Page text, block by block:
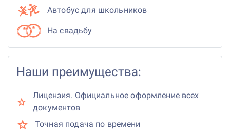
Автобус для школьников
На свадьбу
Наши преимущества:
Лицензия. Официальное оформление всех
документов
Точная подача по времени